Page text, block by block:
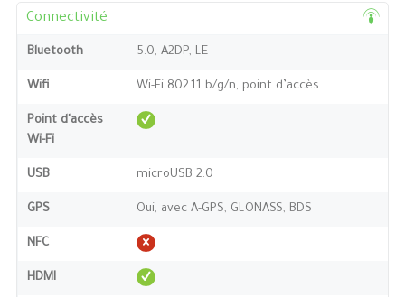
Connectivité
Bluetooth 5.0, A2DP, LE
Wifi Wi-Fi 802.11 b/g/n, point d’accès
Point d'accès
Wi-Fi
USB microUSB 2.0
GPS Oui, avec A-GPS, GLONASS, BDS
NFC
HDMI